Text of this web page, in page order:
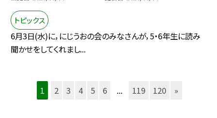
トピックス
6月3日(水)に，にじうおの会のみなさんが，5・6年生に読み
聞かせをしてくれまし...
1 2 3 4 5 6 ... 119 120 »